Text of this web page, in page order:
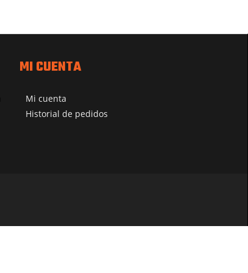
MI CUENTA
Mi cuenta
Historial de pedidos